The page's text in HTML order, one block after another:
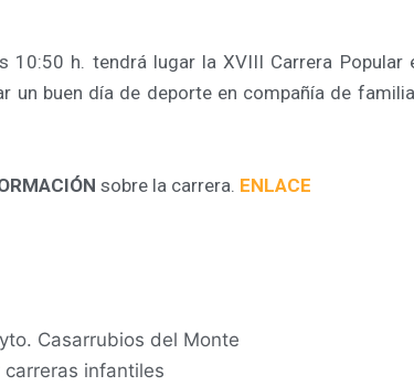
h. tendrá lugar la XVIII Carrera Popular
un buen día de deporte en compañía de
sobre la carrera. ENLACE
Casarrubios del Monte
carreras infantiles